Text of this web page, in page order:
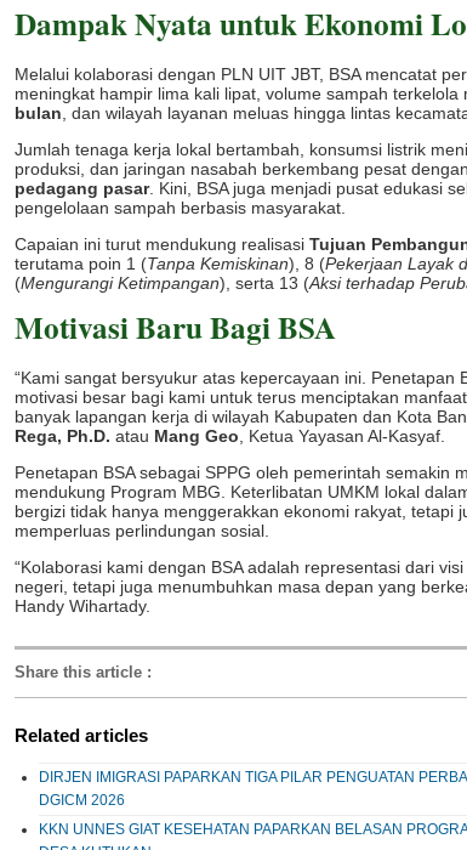
Dampak Nyata untuk Ekonomi
Melalui kolaborasi dengan PLN UIT JBT, BSA mencatat
meningkat hampir lima kali lipat, volume sampah terkelola
bulan , dan wilayah layanan meluas hingga lintas
Jumlah tenaga kerja lokal bertambah, konsumsi listrik
produksi, dan jaringan nasabah berkembang pesat
pedagang pasar. Kini, BSA juga menjadi pusat edukasi
pengelolaan sampah berbasis masyarakat.
Capaian ini turut mendukung realisasi Tujuan
terutama poin 1 (Tanpa Kemiskinan), 8 (Pekerjaan Layak
(Mengurangi Ketimpangan), serta 13 (Aksi terhadap
Motivasi Baru Bagi BSA
“Kami sangat bersyukur atas kepercayaan ini. Penetapan
motivasi besar bagi kami untuk terus menciptakan
banyak lapangan kerja di wilayah Kabupaten dan Kota
Rega, Ph.D. atau Mang Geo , Ketua Yayasan Al-Kasyaf.
Penetapan BSA sebagai SPPG oleh pemerintah semakin
mendukung Program MBG. Keterlibatan UMKM lokal
bergizi tidak hanya menggerakkan ekonomi rakyat, tetapi
memperluas perlindungan sosial.
“Kolaborasi kami dengan BSA adalah representasi dari
negeri, tetapi juga menumbuhkan masa depan yang
Handy Wihartady.
Share this article :
Related articles
DIRJEN IMIGRASI PAPARKAN TIGA PILAR PENGUATAN
DGICM 2026
KKN UNNES GIAT KESEHATAN PAPARKAN BELASAN